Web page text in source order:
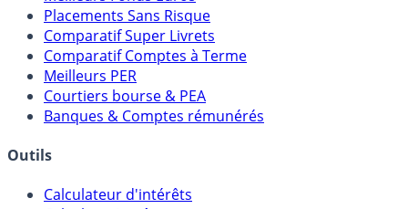
Meilleures Assurances-Vie
Meilleurs Fonds Euros
Placements Sans Risque
Comparatif Super Livrets
Comparatif Comptes à Terme
Meilleurs PER
Courtiers bourse & PEA
Banques & Comptes rémunérés
Outils